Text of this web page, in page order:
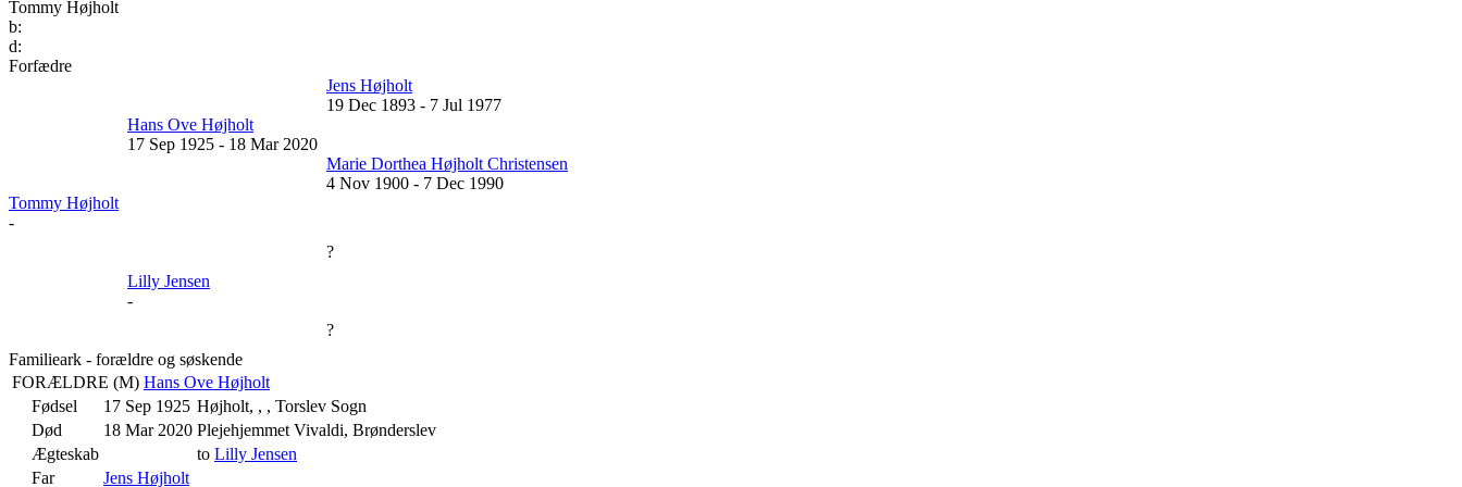
Tommy Højholt
b:
d:
Forfædre
Jens Højholt
19 Dec 1893 - 7 Jul 1977
Hans Ove Højholt
17 Sep 1925 - 18 Mar 2020
Marie Dorthea Højholt Christensen
4 Nov 1900 - 7 Dec 1990
Tommy Højholt
-
?
Lilly Jensen
-
?
Familieark - forældre og søskende
FORÆLDRE (M) Hans Ove Højholt
Fødsel
17 Sep 1925 Højholt, , , Torslev Sogn
Død
18 Mar 2020 Plejehjemmet Vivaldi, Brønderslev
Ægteskab
to Lilly Jensen
Far
Jens Højholt